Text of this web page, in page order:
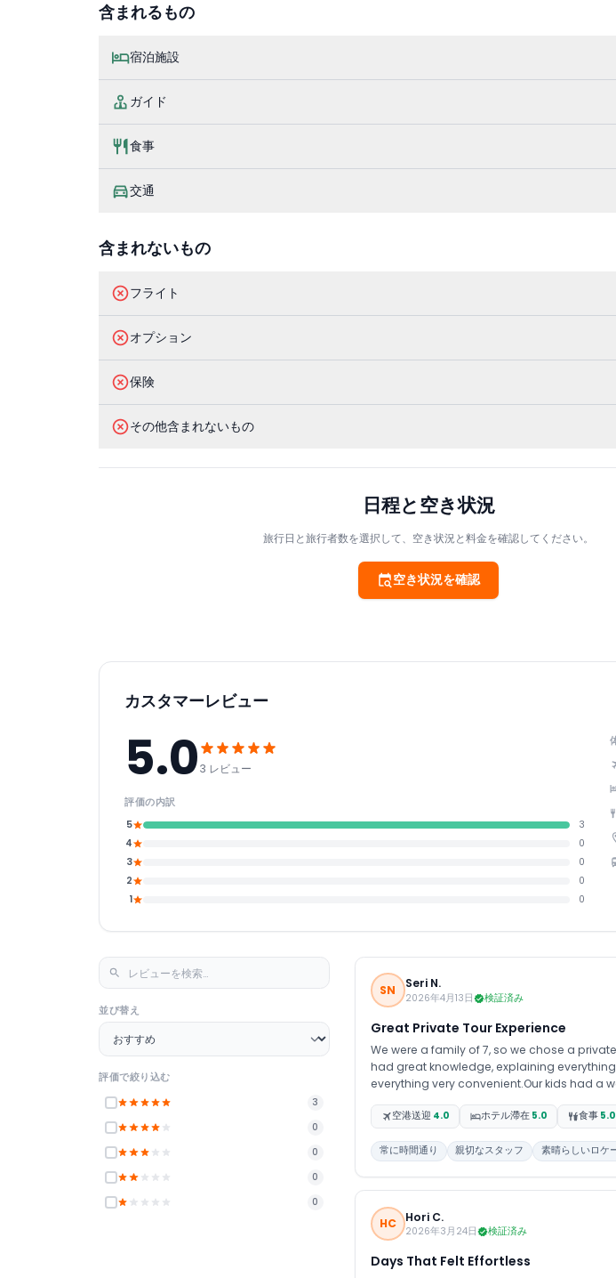
含まれるもの
宿泊施設
ガイド
食事
交通
含まれないもの
フライト
オプション
保険
その他含まれないもの
日程と空き状況
旅行日と旅行者数を選択して、空き状況と料金を確認してください。
空き状況を確認
カスタマーレビュー
5.03 レビュー
評価の内訳
5
3
4
0
3
0
2
0
1
0
並び替え
評価で絞り込む
3
0
0
0
0
SN Seri N.
2026年4月13日 検証済み
Great Private Tour Experience
We were a family of 7, so we chose a
had great knowledge, explaining
everything very convenient.Our kids had a
空港送迎 4.0 ホテル滯在 5.0 食事 5.0
常に時間通り 親切なスタッフ 素晴らしいロケ
HC Hori C.
2026年3月24日 検証済み
Days That Felt Effortless